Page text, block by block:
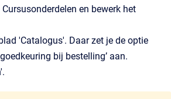
en bewerk het
'Catalogus'. Daar zet je de optie
bij bestelling’ aan.